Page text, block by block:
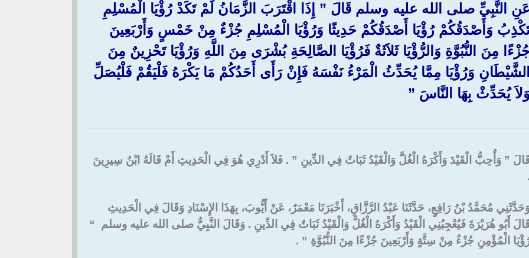
النَّبِيِّ صلى الله عليه وسلم قَالَ ‏”‏ إِذَا اقْتَرَبَ الزَّمَانُ لَمْ تَكَدْ رُؤْيَا الْمُسْلِمِ
وَأَصْدَقُكُمْ رُؤْيَا أَصْدَقُكُمْ حَدِيثًا وَرُؤْيَا الْمُسْلِمِ جُزْءٌ مِنْ خَمْسٍ وَأَرْبَعِينَ
مِنَ النُّبُوَّةِ وَالرُّؤْيَا ثَلاَثَةٌ فَرُؤْيَا الصَّالِحَةِ بُشْرَى مِنَ اللَّهِ وَرُؤْيَا تَحْزِينٌ مِنَ
وَرُؤْيَا مِمَّا يُحَدِّثُ الْمَرْءُ نَفْسَهُ فَإِنْ رَأَى أَحَدُكُمْ مَا يَكْرَهُ فَلْيَقُمْ فَلْيُصَلِّ
يُحَدِّثْ بِهَا النَّاسَ ‏”‏
‏”‏ وَأُحِبُّ الْقَيْدَ وَأَكْرَهُ الْغُلَّ وَالْقَيْدُ ثَبَاتٌ فِي الدِّينِ ‏”‏ ‏.‏ فَلاَ أَدْرِي هُوَ فِي الْحَدِيثِ أَمْ قَالَهُ ابْنُ سِيرِينَ
مُحَمَّدُ بْنُ رَافِعٍ، حَدَّثَنَا عَبْدُ الرَّزَّاقِ، أَخْبَرَنَا مَعْمَرٌ، عَنْ أَيُّوبَ، بِهَذَا الإِسْنَادِ وَقَالَ فِي الْحَدِيثِ
أَبُو هُرَيْرَةَ فَيُعْجِبُنِي الْقَيْدُ وَأَكْرَهُ الْغُلَّ وَالْقَيْدُ ثَبَاتٌ فِي الدِّينِ ‏.‏ وَقَالَ النَّبِيُّ صلى الله عليه وسلم ‏ “‏
الْمُؤْمِنِ جُزْءٌ مِنْ سِتَّةٍ وَأَرْبَعِينَ جُزْءًا مِنَ النُّبُوَّةِ ‏”‏ ‏.‏